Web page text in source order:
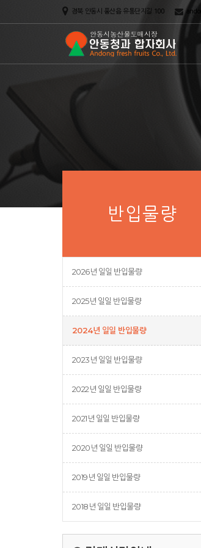
경북 안동시 풍산읍 유통단지길 100
반입물량
2026년 일일 반입물량
2025년 일일 반입물량
2024년 일일 반입물량
2023년 일일 반입물량
2022년 일일 반입물량
2021년 일일 반입물량
2020년 일일 반입물량
2019년 일일 반입물량
2018년 일일 반입물량